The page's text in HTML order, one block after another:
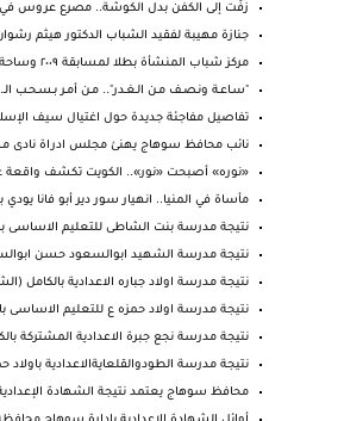
زُفّت إلى الكفن بدل الكوشة.. مصرع عروس
جنازة مهيبة لفقيد الشباب الدكتور هيثم
مركز شباب المنشأة بطلا لمسابقة ٢٠٠٩ وساحة سوهاج ال...
"سـاعـة ونـصـف مـن الـغـدر".. مـن أمـر بـسـحـب
تفاصيل مفاجئة جديدة حول اغتيال سيف
نائب محافظ سوهاج يهنئ مجلس ادراة نادى
«نوره» أصبحت «نور».. الكويت تكشف واقعة
مأساة في المنيا.. انهيار سور دير أبو فانا يودي
نتيجة مدرسة بنت الشاطى للتعليم الاساسى
نتيجة مدرسة الشهيد ابوالسعود حسن
نتيجة مدرسة اولاد جباره الاعدادية بالكامل
نتيجة مدرسة اولاد حمزه ع للتعليم الاساسى
نتيجة مدرسة نجع جبرة الاعدادية المشتركة
نتيجة مدرسة الطودوالقلعايةالاعدادية باولاد
محافظ سوهاج يعتمد نتيجة الشهادة